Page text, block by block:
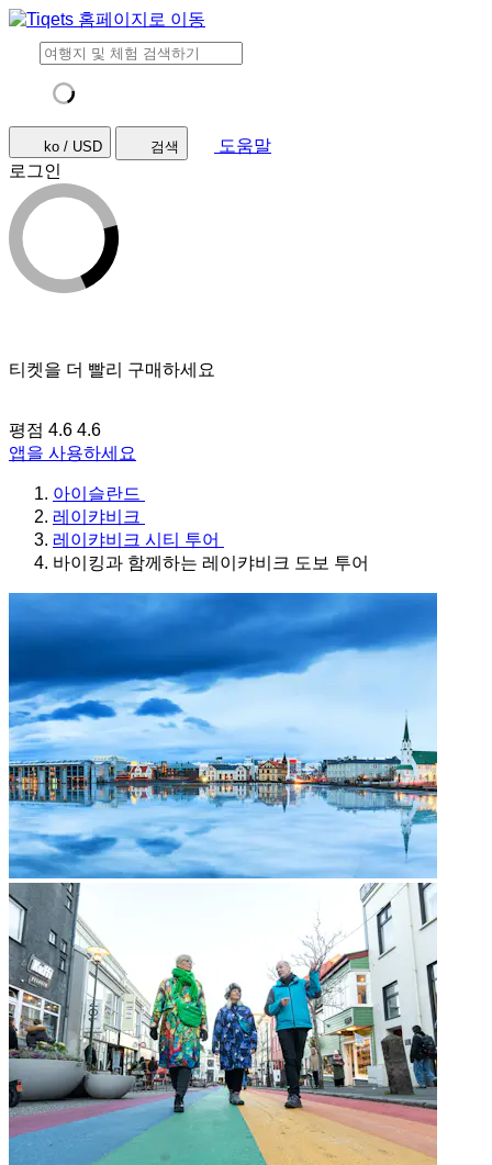
ko / USD 검색
도움말
로그인
티켓을 더 빨리 구매하세요
평점 4.6 4.6
앱을 사용하세요
아이슬란드
레이캬비크
레이캬비크 시티 투어
바이킹과 함께하는 레이캬비크 도보 투어